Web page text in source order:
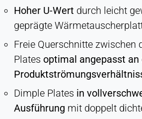
Hoher U-Wert durch leicht
geprägte
Freie Querschnitte zwischen
Plates optimal angepasst an
Dimple Plates in
Ausführung mit doppelt
Anbieter:
Leadinfo B.V.
Zweck:
Unternehmensidentifikation (B2B)
Cookie Laufzeit: